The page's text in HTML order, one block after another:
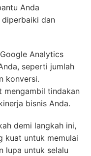
Anda
dan
Analytics
seperti jumlah
konversi.
mengambil tindakan
bisnis Anda.
demi langkah ini,
kuat untuk memulai
lupa untuk selalu